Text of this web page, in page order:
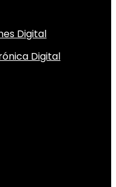
Digital
Digital